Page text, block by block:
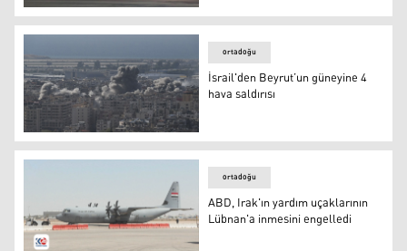
Irak ile Lübnan arasındaki uçuşlar yeniden başlayacak
İsrail'den Beyrut’un güneyine 4 hava saldırısı
ortadoğu
İsrail'den Beyrut’un güneyine 4
hava saldırısı
ortadoğu
ABD, Irak'ın yardım uçaklarının
Lübnan'a inmesini engelledi